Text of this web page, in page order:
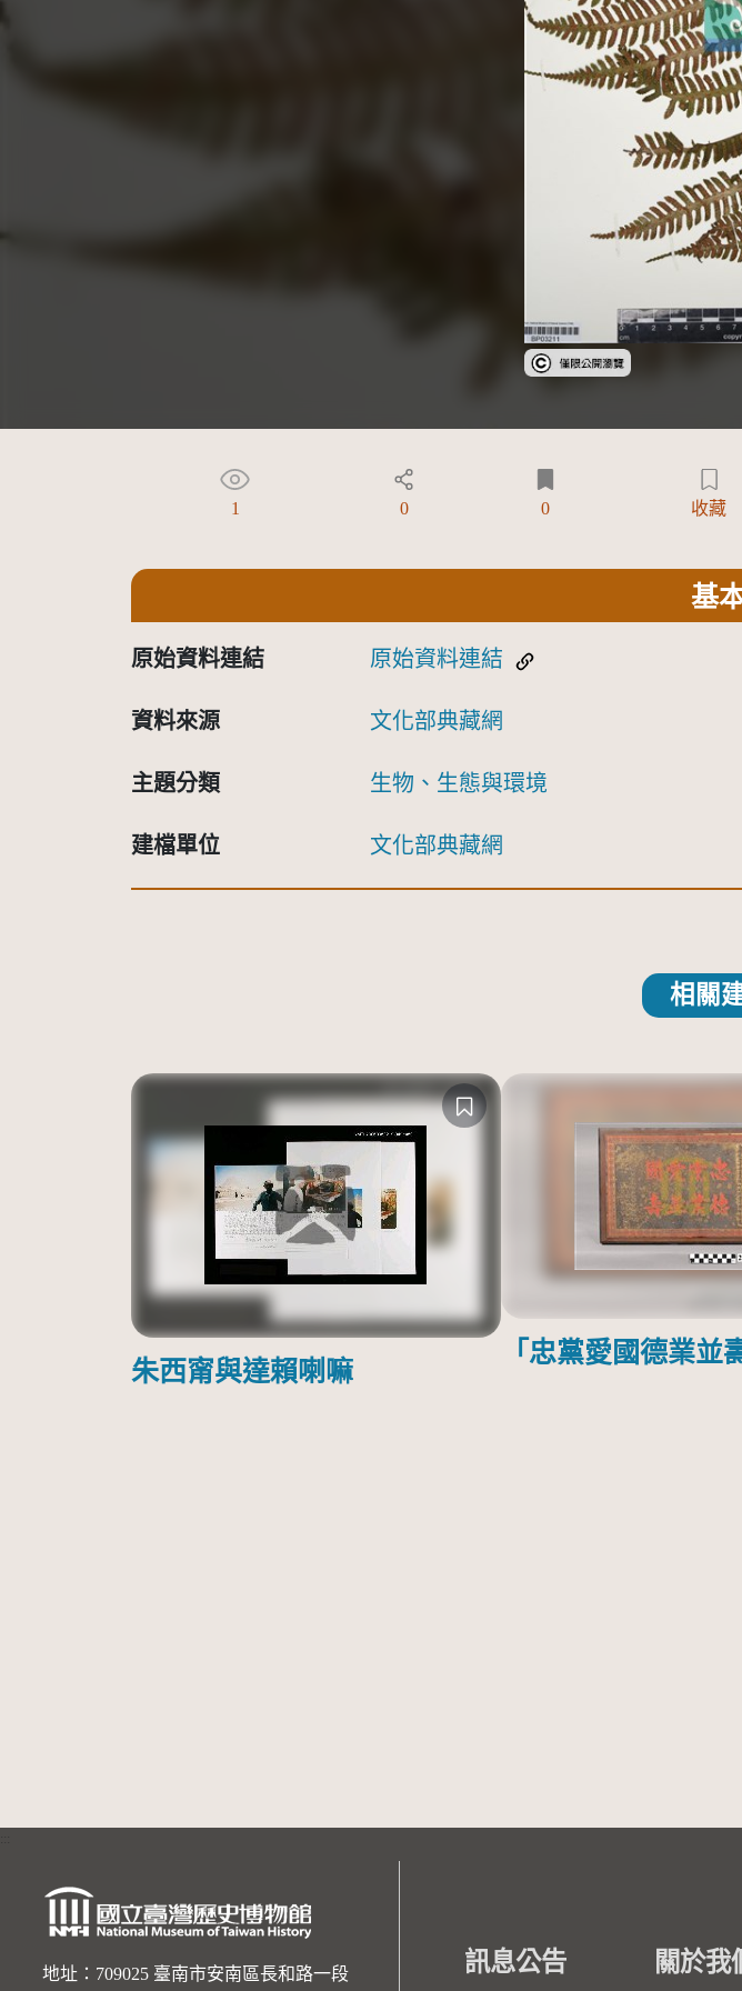
受著作權法保護-僅限
1 0 0 收藏
基
原始資料連結 原始資料連結
資料來源 文化部典藏網
主題分類 生物、生態與環境
建檔單位 文化部典藏網
相關
朱西甯與達賴喇嘛
「忠黨愛國德業並
地址：709025 臺南市安南區長和路一段 訊息公告 關於我